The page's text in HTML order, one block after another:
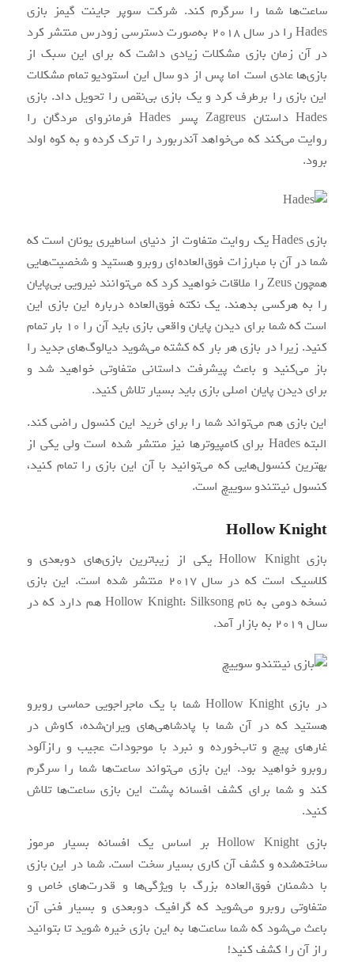
ساعت‌ها شما را سرگرم کند. شرکت سوپر جاینت گیمز بازی
Hades را در سال ۲۰۱۸ به‌صورت دسترسی زودرس منتشر کرد
در آن زمان بازی مشکلات زیادی داشت که برای این سبک از
بازی‌ها عادی است اما پس از دو سال این استودیو تمام مشکلات
این بازی را برطرف کرد و یک بازی بی‌نقص را تحویل داد. بازی
Hades داستان Zagreus پسر Hades فرمانروای مردگان را
روایت می‌کند که می‌خواهد آندربورد را ترک کرده و به کوه اولد
برود.
بازی Hades یک روایت متفاوت از دنیای اساطیری یونان است که
شما در آن با مبارزات فوق‌العاده‌ای روبرو هستید و شخصیت‌هایی
همچون Zeus را ملاقات خواهید کرد که می‌توانند نیرویی بی‌پایان
را به هرکسی بدهند. یک نکته فوق‌العاده درباره این بازی این
است که شما برای دیدن پایان واقعی بازی باید آن را ۱۰ بار تمام
کنید. زیرا در بازی هر بار که کشته می‌شوید دیالوگ‌های جدید را
باز می‌کنید و باعث پیشرفت داستانی متفاوتی خواهید شد و
برای دیدن پایان اصلی بازی باید بسیار تلاش کنید.
این بازی هم می‌تواند شما را برای خرید این کنسول راضی کند.
البته Hades برای کامپیوترها نیز منتشر شده است ولی یکی از
بهترین کنسول‌هایی که می‌توانید با آن این بازی را تمام کنید،
کنسول نینتندو سوییچ است.
Hollow Knight
بازی Hollow Knight یکی از زیباترین بازی‌های دوبعدی و
کلاسیک است که در سال ۲۰۱۷ منتشر شده است. این بازی
نسخه دومی به نام Hollow Knight: Silksong هم دارد که در
سال ۲۰۱۹ به بازار آمد.
در بازی Hollow Knight شما با یک ماجراجویی حماسی روبرو
هستید که در آن شما با پادشاهی‌های ویران‌شده، کاوش در
غارهای پیچ و تاب‌خورده و نبرد با موجودات عجیب و رازآلود
روبرو خواهید بود. این بازی می‌تواند ساعت‌ها شما را سرگرم
کند و شما برای کشف افسانه پشت این بازی ساعت‌ها تلاش
کنید.
بازی Hollow Knight بر اساس یک افسانه بسیار مرموز
ساخته‌شده و کشف آن کاری بسیار سخت است. شما در این بازی
با دشمنان فوق‌العاده بزرگ با ویژگی‌ها و قدرت‌های خاص و
متفاوتی روبرو می‌شوید که گرافیک دوبعدی و بسیار فنی آن
باعث می‌شود که شما ساعت‌ها به این بازی خیره شوید تا بتوانید
راز آن را کشف کنید!